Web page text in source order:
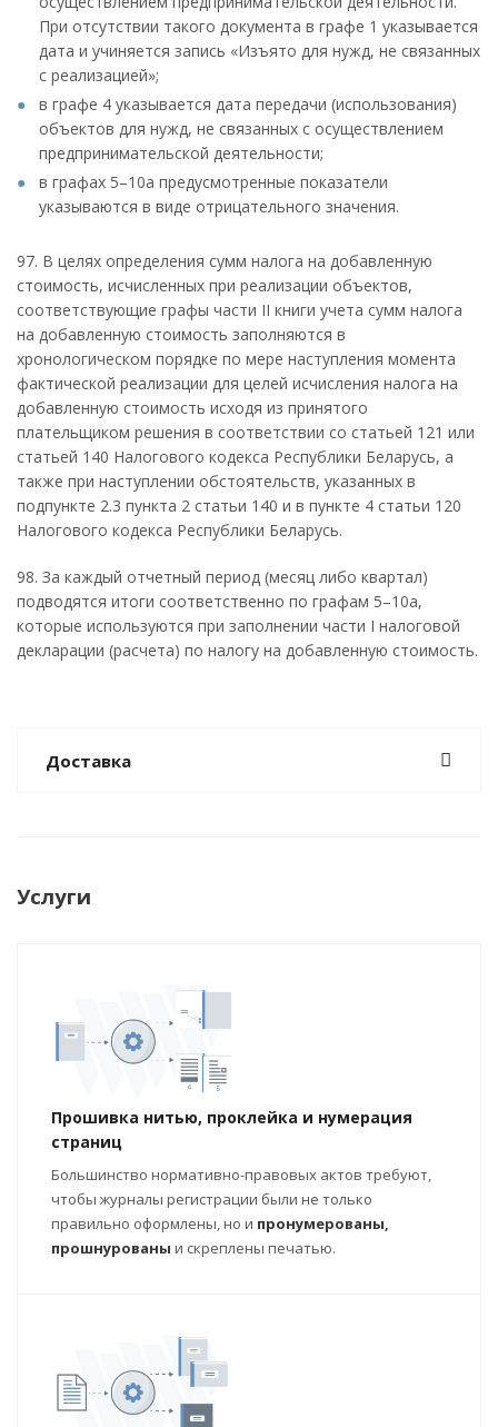
При отсутствии такого документа в графе 1 указывается
дата и учиняется запись «Изъято для нужд, не связанных
с реализацией»;
в графе 4 указывается дата передачи (использования)
объектов для нужд, не связанных с осуществлением
предпринимательской деятельности;
в графах 5–10а предусмотренные показатели
указываются в виде отрицательного значения.
97. В целях определения сумм налога на добавленную
стоимость, исчисленных при реализации объектов,
соответствующие графы части II книги учета сумм налога
на добавленную стоимость заполняются в
хронологическом порядке по мере наступления момента
фактической реализации для целей исчисления налога на
добавленную стоимость исходя из принятого
плательщиком решения в соответствии со статьей 121 или
статьей 140 Налогового кодекса Республики Беларусь, а
также при наступлении обстоятельств, указанных в
подпункте 2.3 пункта 2 статьи 140 и в пункте 4 статьи 120
Налогового кодекса Республики Беларусь.
98. За каждый отчетный период (месяц либо квартал)
подводятся итоги соответственно по графам 5–10а,
которые используются при заполнении части I налоговой
декларации (расчета) по налогу на добавленную стоимость.
Доставка
Услуги
Прошивка нитью, проклейка и нумерация
страниц
Большинство нормативно-правовых актов требуют,
чтобы журналы регистрации были не только
правильно оформлены, но и пронумерованы,
прошнурованы и скреплены печатью.